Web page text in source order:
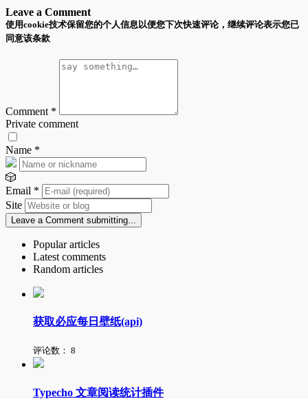
Leave a Comment
使用cookie技术保留您的个人信息以便您下次快速评论，继续评论表示您已
同意该条款
Comment *
Private comment
Name *
🎲
Email *
Site
Leave a Comment submitting...
Popular articles
Latest comments
Random articles
获取必应每日壁纸(api)
评论数： 8
Typecho 文章阅读统计插件